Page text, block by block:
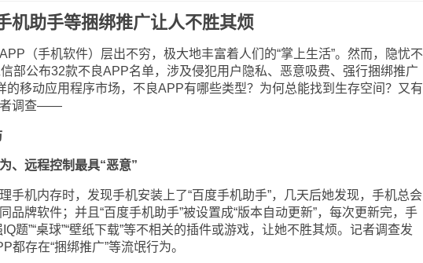
机助手等捆绑推广让人不胜其烦
（手机软件）层出不穷，极大地丰富着人们的“掌上生活”。然而，隐忧不
公布32款不良APP名单，涉及侵犯用户隐私、恶意吸费、强行捆绑推广
的移动应用程序市场，不良APP有哪些类型？为何总能找到生存空间？又有
者调查——
、远程控制最具“恶意”
机内存时，发现手机安装上了“百度手机助手”，几天后她发现，手机总会
品牌软件；并且“百度手机助手”被设置成“版本自动更新”，每次更新完，手
题”“桌球”“壁纸下载”等不相关的插件或游戏，让她不胜其烦。记者调查发
都存在“捆绑推广”等流氓行为。